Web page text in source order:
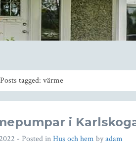
tagged: värme
i
- Posted inHus och hem byadam